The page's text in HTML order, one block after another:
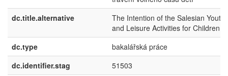
dc.title.alternative
The Intention of the Salesian Youth
and Leisure Activities for Children
dc.type
bakalářská práce
dc.identifier.stag
51503